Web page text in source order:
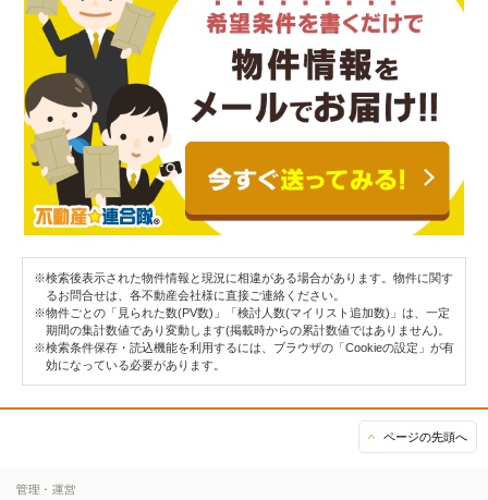
※検索後表示された物件情報と現況に相違がある場合があります。物件に関す
るお問合せは、各不動産会社様に直接ご連絡ください。
※物件ごとの「見られた数(PV数)」「検討人数(マイリスト追加数)」は、一定
期間の集計数値であり変動します(掲載時からの累計数値ではありません)。
※検索条件保存・読込機能を利用するには、ブラウザの「Cookieの設定」が有
効になっている必要があります。
ページの先頭へ